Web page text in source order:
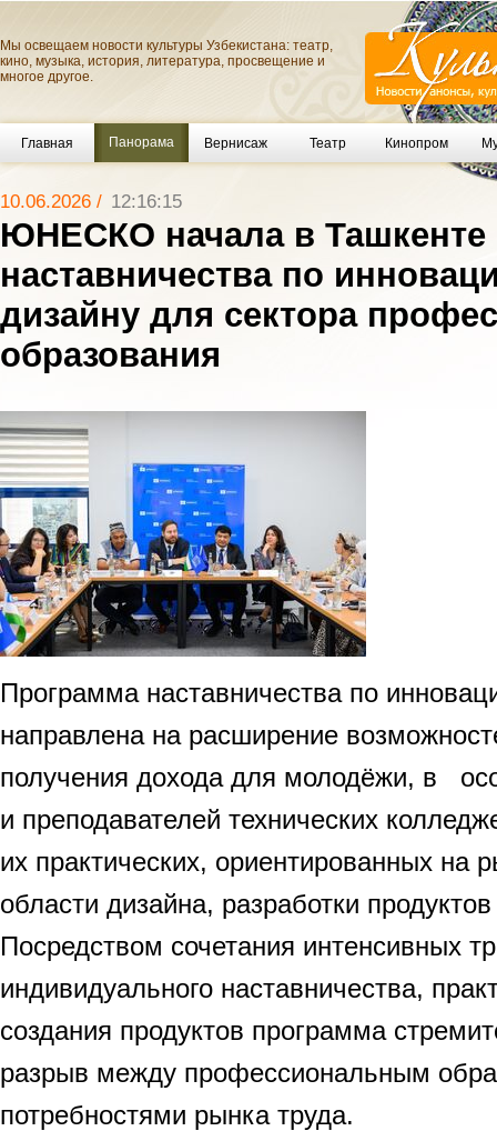
Мы освещаем новости культуры Узбекистана: театр,
кино, музыка, история, литература, просвещение и
многое другое.
Главная Панорама Вернисаж Театр Кинопром
10.06.2026 / 12:16:15
ЮНЕСКО начала в Ташкенте
наставничества по
дизайну для сектора
образования
Программа наставничества по
направлена на расширение
получения дохода для молодёжи, в
и преподавателей технических
их практических, ориентированных на
области дизайна, разработки
Посредством сочетания интенсивных
индивидуального наставничества,
создания продуктов программа
разрыв между профессиональным
потребностями рынка труда.